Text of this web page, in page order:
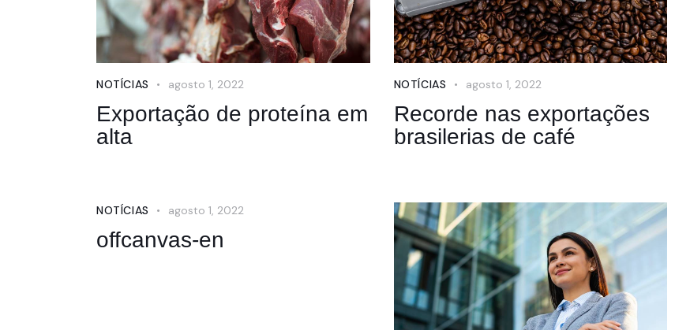
NOTÍCIAS agosto 1, 2022
Exportação de proteína em
alta
NOTÍCIAS agosto 1, 2022
Recorde nas exportações
brasilerias de café
NOTÍCIAS agosto 1, 2022
offcanvas-en